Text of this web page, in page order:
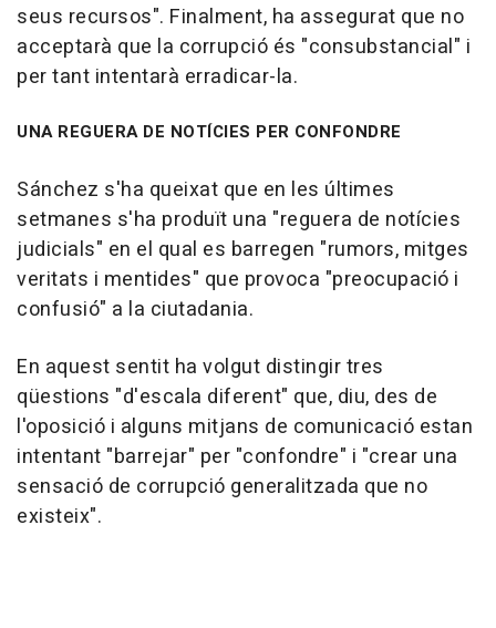
seus recursos". Finalment, ha assegurat que no
acceptarà que la corrupció és "consubstancial" i
per tant intentarà erradicar-la.
UNA REGUERA DE NOTÍCIES PER CONFONDRE
Sánchez s'ha queixat que en les últimes
setmanes s'ha produït una "reguera de notícies
judicials" en el qual es barregen "rumors, mitges
veritats i mentides" que provoca "preocupació i
confusió" a la ciutadania.
En aquest sentit ha volgut distingir tres
qüestions "d'escala diferent" que, diu, des de
l'oposició i alguns mitjans de comunicació estan
intentant "barrejar" per "confondre" i "crear una
sensació de corrupció generalitzada que no
existeix".